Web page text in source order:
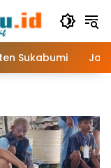
Sukabumi